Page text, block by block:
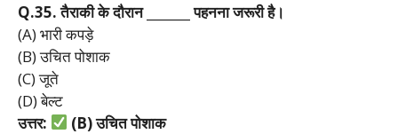
Q.35.तैराकीकेदौरान _______पहननाजरूरीहै।
(A) भारी कपड़े
(B) उचित पोशाक
(C) जूते
(D) बेल्ट
उत्तर:
(B)उचितपोशाक